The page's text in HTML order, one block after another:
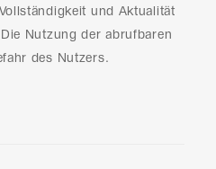
und Aktualität
Nutzung der abrufbaren
des Nutzers.